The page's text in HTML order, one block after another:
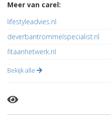
Meer van carel:
lifestyleadvies.nl
deverbantrommelspecialist.nl
fitaanhetwerk.nl
Bekijk alle